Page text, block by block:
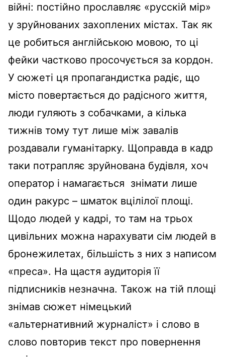
війні: постійно прославляє «русскій мір»
у зруйнованих захоплених містах. Так як
це робиться англійською мовою, то ці
фейки частково просочується за кордон.
У сюжеті ця пропагандистка радіє, що
місто повертається до радісного життя,
люди гуляють з собачками, а кілька
тижнів тому тут лише між завалів
роздавали гуманітарку. Щоправда в кадр
таки потрапляє зруйнована будівля, хоч
оператор і намагається знімати лише
один ракурс – шматок вцілілої площі.
Щодо людей у кадрі, то там на трьох
цивільних можна нарахувати сім людей в
бронежилетах, більшість з них з написом
«преса». На щастя аудиторія її
підписників незначна. Також на тій площі
знімав сюжет німецький
«альтернативний журналіст» і слово в
слово повторив текст про повернення